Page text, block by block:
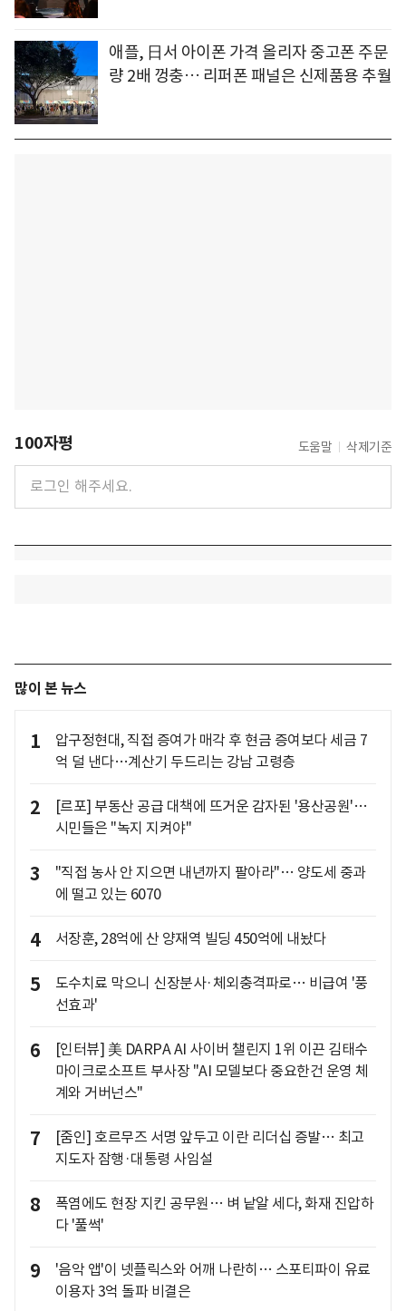
애플, 日서 아이폰 가격 올리자 중고폰 주문
량 2배 껑충… 리퍼폰 패널은 신제품용 추월
100자평 도움말 삭제기준
많이 본 뉴스
1
압구정현대, 직접 증여가 매각 후 현금 증여보다 세금 7
억 덜 낸다…계산기 두드리는 강남 고령층
2
[르포] 부동산 공급 대책에 뜨거운 감자된 '용산공원'…
시민들은 "녹지 지켜야"
3
"직접 농사 안 지으면 내년까지 팔아라"… 양도세 중과
에 떨고 있는 6070
4 서장훈, 28억에 산 양재역 빌딩 450억에 내놨다
5
도수치료 막으니 신장분사·체외충격파로… 비급여 '풍
선효과'
6
[인터뷰] 美 DARPA AI 사이버 챌린지 1위 이끈 김태수
마이크로소프트 부사장 "AI 모델보다 중요한건 운영 체
계와 거버넌스"
7
[줌인] 호르무즈 서명 앞두고 이란 리더십 증발… 최고
지도자 잠행·대통령 사임설
8
폭염에도 현장 지킨 공무원… 벼 낱알 세다, 화재 진압하
다 '풀썩'
9
'음악 앱'이 넷플릭스와 어깨 나란히… 스포티파이 유료
이용자 3억 돌파 비결은